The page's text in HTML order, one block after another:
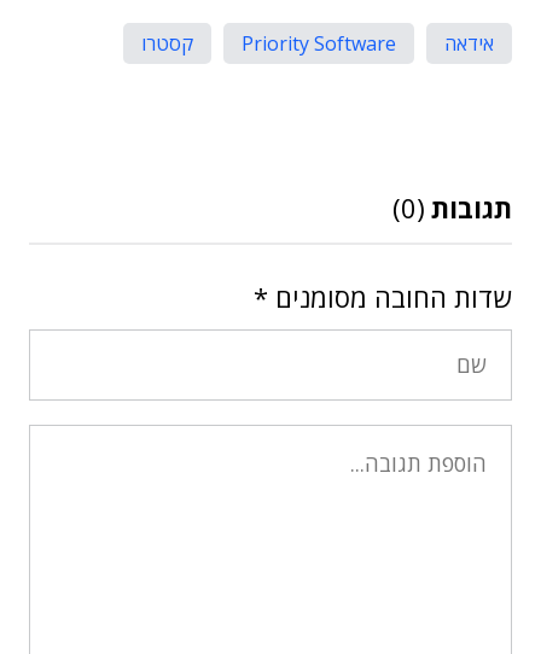
אידאה Priority Software קסטרו
תגובות (0)
שדות החובה מסומנים *